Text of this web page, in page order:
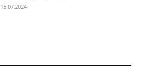
15.07.2024